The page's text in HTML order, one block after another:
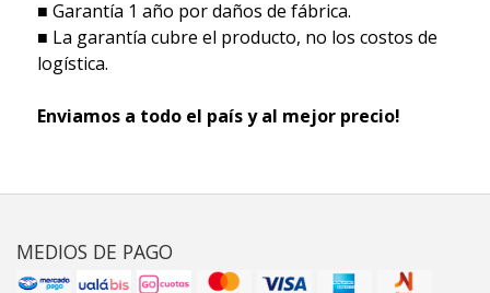
■ Garantía 1 año por daños de fábrica.
■ La garantía cubre el producto, no los costos de
logística.
Enviamos a todo el país y al mejor precio!
MEDIOS DE PAGO